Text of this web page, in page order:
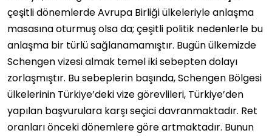
çeşitli dönemlerde Avrupa Birliği ülkeleriyle anlaşma
masasına oturmuş olsa da; çeşitli politik nedenlerle bu
anlaşma bir türlü sağlanamamıştır. Bugün ülkemizde
Schengen vizesi almak temel iki sebepten dolayı
zorlaşmıştır. Bu sebeplerin başında, Schengen Bölgesi
ülkelerinin Türkiye’deki vize görevlileri, Türkiye’den
yapılan başvurulara karşı seçici davranmaktadır. Ret
oranları önceki dönemlere göre artmaktadır. Bunun